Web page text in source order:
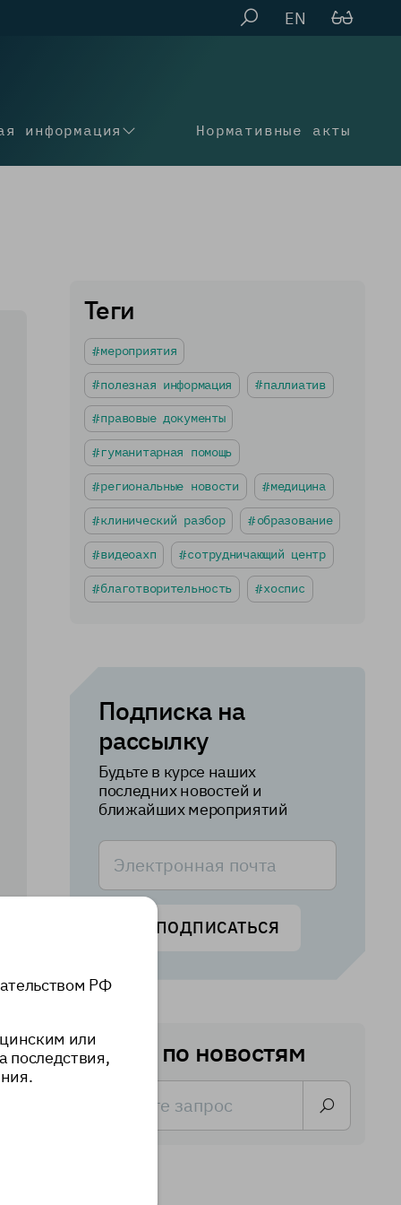
EN
информация Нормативные акты
Теги
мероприятия
полезная информация паллиатив
правовые документы
гуманитарная помощь
региональные новости медицина
клинический разбор образование
видеоахп сотрудничающий центр
благотворительность хоспис
Подписка на
рассылку
Будьте в курсе наших
последних новостей и
ближайших мероприятий
ПОДПИСАТЬСЯ
Поиск по новостям
РФ
или
последствия,